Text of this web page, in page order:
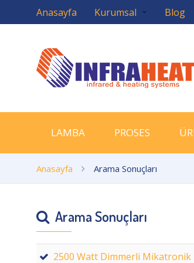
Anasayfa Kurumsal Blog
LAMBA PROSES
Anasayfa Arama Sonuçları
Arama Sonuçları
2500 Watt Dimmerli Mikatronik